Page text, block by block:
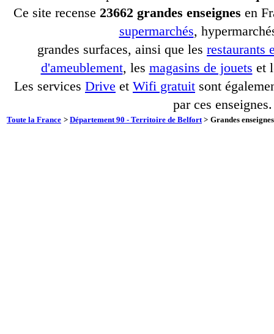
Ce site recense 23662 grandes enseignes en
supermarchés,
grandes surfaces, ainsi que les restaurants
d'ameublement, les magasins de jouets et
Les services Drive et Wifi gratuit sont
par ces enseignes.
Toute la France > Département 90 - Territoire de Belfort > Grandes